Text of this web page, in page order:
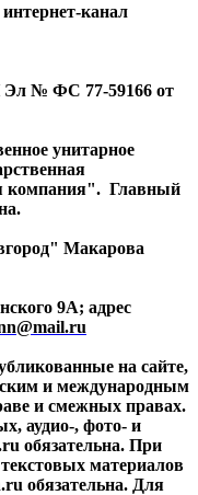
канал
Эл № ФС 77-59166 от
унитарное
компания". Главный
Макарова
9А; адрес
на сайте,
и международным
и смежных правах.
аудио-, фото- и
обязательна. При
материалов
обязательна. Для